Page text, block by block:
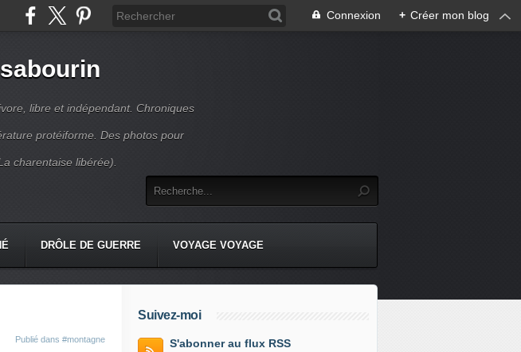
Connexion + Créer mon blog
libre et indépendant. Chroniques
protéiforme. Des photos pour
charentaise libérée).
DRÔLE DE GUERRE VOYAGE VOYAGE
Publié dans #montagne
Suivez-moi
S'abonner au flux RSS